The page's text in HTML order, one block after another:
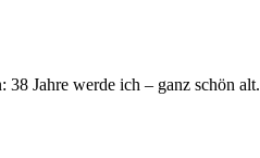
Jahre werde ich – ganz schön alt.